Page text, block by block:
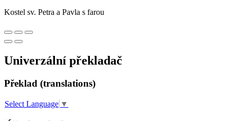
Kostel sv. Petra a Pavla s farou
Univerzální překladač
Překlad (translations)
Select Language ▼